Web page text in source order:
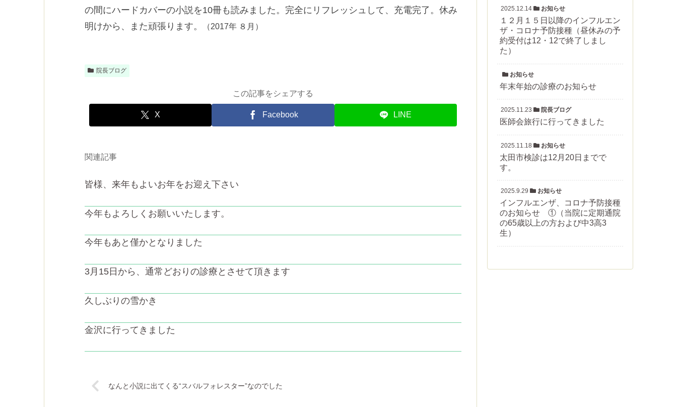
の間にハードカバーの小説を10冊も読みました。完全にリフレッシュして、充電完了。休み
明けから、また頑張ります。
（2017年 ８月）
院長ブログ
この記事をシェアする
X Facebook LINE
関連記事
皆様、来年もよいお年をお迎え下さい
今年もよろしくお願いいたします。
今年もあと僅かとなりました
3月15日から、通常どおりの診療とさせて頂きます
久しぶりの雪かき
金沢に行ってきました
なんと小説に出てくる“スバルフォレスター”なのでした
2025.12.14 お知らせ
１２月１５日以降のインフルエン
ザ・コロナ予防接種（昼休みの予
約受付は12・12で終了しまし
た）
お知らせ
年末年始の診療のお知らせ
2025.11.23 院長ブログ
医師会旅行に行ってきました
2025.11.18 お知らせ
太田市検診は12月20日までで
す。
2025.9.29 お知らせ
インフルエンザ、コロナ予防接種
のお知らせ ①（当院に定期通院
の65歳以上の方および中3高3
生）